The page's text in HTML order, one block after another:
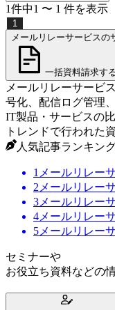
1件中1 〜 1 件を表示
1
メールリレーサービスの
一括資料請求す
メールリレーサービ
号化、配信ログ管理
IT製品・サービスの
トレンドで行われた
人気記事ランキン
1 メールリレー
2 メールリレー
3 メールリレー
4 メールリレー
5 メールリレー
セミナーや
お役立ち資料などの